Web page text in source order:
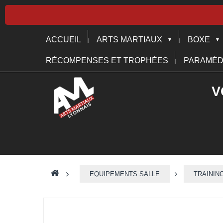
ACCUEIL ARTS MARTIAUX BOXE
RÉCOMPENSES ET TROPHÉES
> EQUIPEMENTS SALLE >